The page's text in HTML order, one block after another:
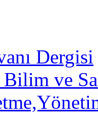
Dergisi
ve